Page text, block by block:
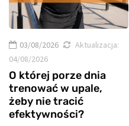
03/08/2026
Aktualizacja:
04/08/2026
O której porze dnia
trenować w upale,
żeby nie tracić
efektywności?